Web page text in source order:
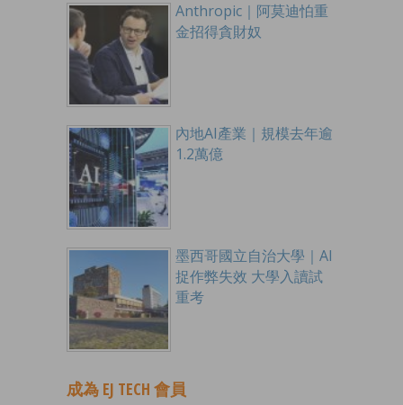
Anthropic｜阿莫迪怕重
金招得貪財奴
內地AI產業｜規模去年逾
1.2萬億
墨西哥國立自治大學｜AI
捉作弊失效 大學入讀試
重考
成為 EJ TECH 會員